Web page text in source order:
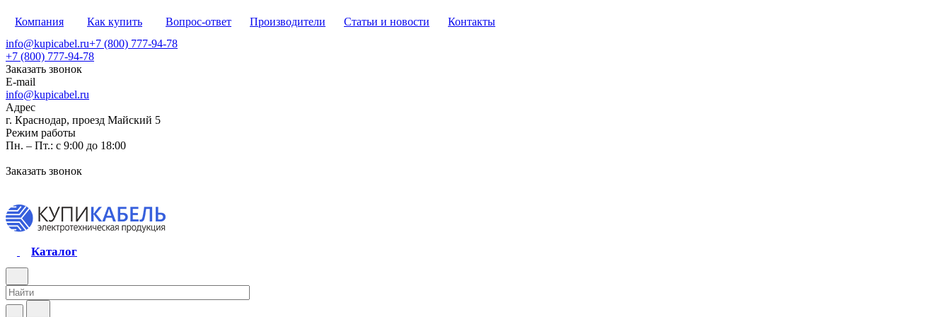
Компания Как купить Вопрос-ответ Производители Статьи и новости
Контакты
info@kupicabel.ru+7 (800) 777-94-78
+7 (800) 777-94-78
Заказать звонок
E-mail
info@kupicabel.ru
Адрес
г. Краснодар, проезд Майский 5
Режим работы
Пн. – Пт.: с 9:00 до 18:00
Заказать звонок
Каталог